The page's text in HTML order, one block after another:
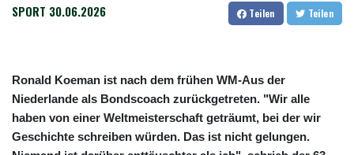
SPORT 30.06.2026 Teilen Teilen
Ronald Koeman ist nach dem frühen WM-Aus der
Niederlande als Bondscoach zurückgetreten. "Wir alle
haben von einer Weltmeisterschaft geträumt, bei der wir
Geschichte schreiben würden. Das ist nicht gelungen.